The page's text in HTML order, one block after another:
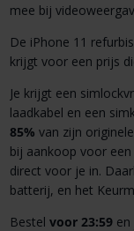
mee bij
De iPhone 11
krijgt voor een prijs
Je krijgt een
laadkabel en een
85% van zijn
bij aankoop voor
direct voor je in.
batterij, en het
Bestel voor 23:59en